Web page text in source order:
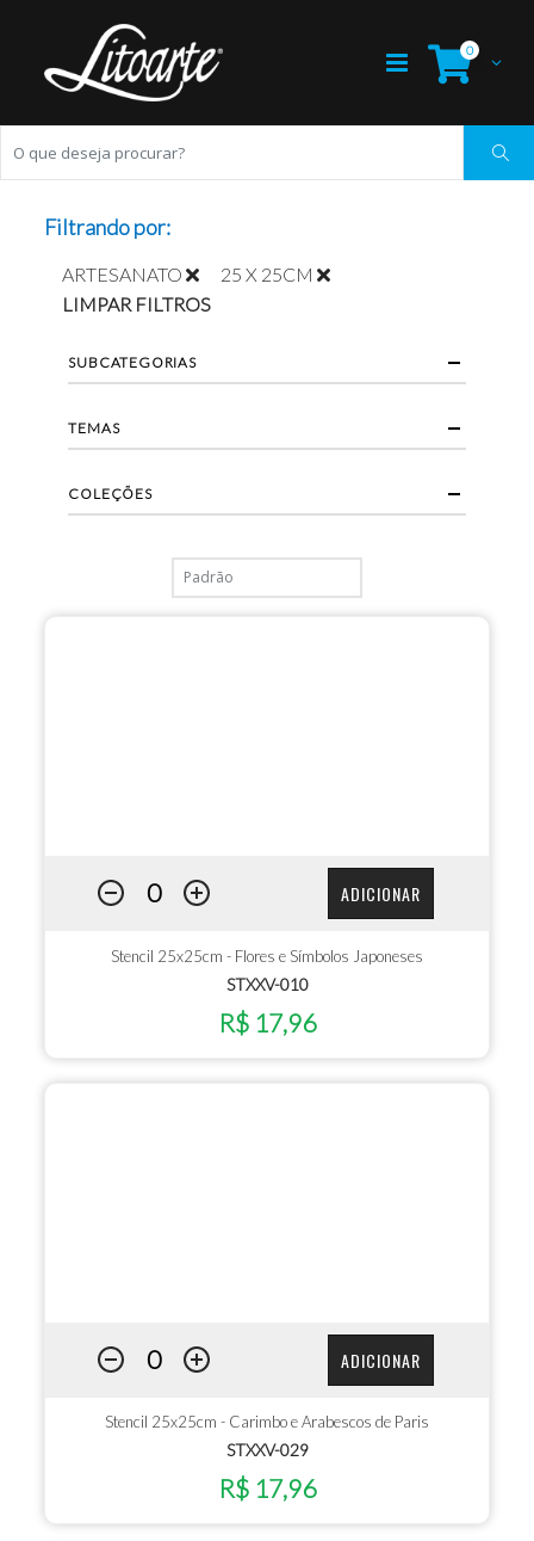
0
ADICIONAR
Stencil 25x25cm - Flores e Símbolos Japoneses
STXXV-010
R$ 17,96
ADICIONAR
Stencil 25x25cm - Carimbo e Arabescos de Paris
STXXV-029
R$ 17,96
Filtrando por:
ARTESANATO
25 X 25CM
LIMPAR FILTROS
SUBCATEGORIAS
TEMAS
COLEÇÕES